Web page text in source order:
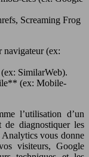
Screaming Frog
(ex:
SimilarWeb).
(ex: Mobile-
l’utilisation d’un
de diagnostiquer les
vous donne
visiteurs, Google